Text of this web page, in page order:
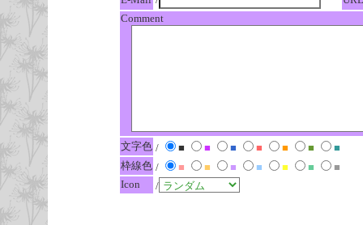
Comment
文字色 / ■ ■ ■ ■ ■ ■
■
枠線色 / ■ ■ ■ ■ ■ ■
■
Icon
/